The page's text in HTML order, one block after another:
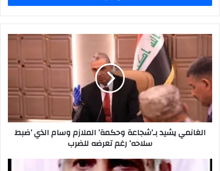
الغانمي
بـ’شجاعة
وحكمة’
الملازم
وسام
الذي
’ضبط
سلاحه’
رغمالغانمي يشيد بـ’شجاعة وحكمة’ الملازم وسام الذي ’ضبط
سلاحه’ رغم تعرضه للضرب